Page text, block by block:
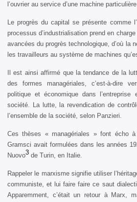
l’ouvrier au service d’une machine
Le progrès du capital se présente comme
processus d’industrialisation prend en
avancées du progrès technologique, d’où la
les travailleurs au système de machines
Il est ainsi affirmé que la tendance de la
des formes managériales, c’est-à-dire
politique et économique dans l’entreprise
société. La lutte, la revendication de
l’ensemble de la société, selon Panzieri.
Ces thèses « managériales » font écho
Gramsci avait formulées dans les années
Nuovo3 de Turin, en Italie.
Rappeler le marxisme signifie utiliser
communiste, et lui faire faire ce saut
Apparemment, c’était un retour à Marx,